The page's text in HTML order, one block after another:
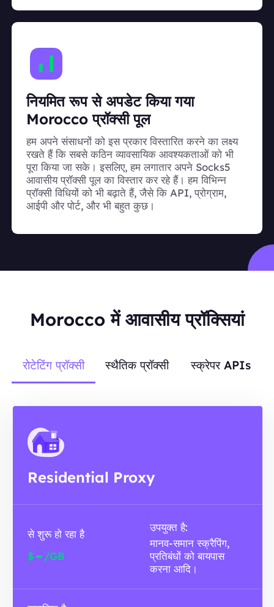
नियमित रूप से अपडेट किया गया
Morocco प्रॉक्सी पूल
हम अपने संसाधनों को इस प्रकार विस्तारित करने का लक्ष्य
रखते हैं कि सबसे कठिन व्यावसायिक आवश्यकताओं को भी
पूरा किया जा सके। इसलिए, हम लगातार अपने Socks5
आवासीय प्रॉक्सी पूल का विस्तार कर रहे हैं। हम विभिन्न
प्रॉक्सी विधियों को भी बढ़ाते हैं, जैसे कि API, प्रोग्राम,
आईपी और पोर्ट, और भी बहुत कुछ।
Morocco में आवासीय प्रॉक्सियां
रोटेटिंग प्रॉक्सी स्थैतिक प्रॉक्सी स्क्रेपर APIs
Residential Proxy
से शुरू हो रहा है
$- /GB
उपयुक्त है:
मानव-समान स्क्रैपिंग,
प्रतिबंधों को बायपास
करना आदि।